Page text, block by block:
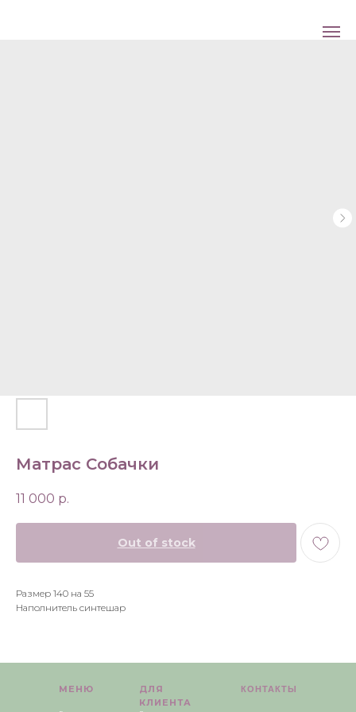
Матрас Собачки
11 000 р.
Out of stock
Размер 140 на 55
Наполнитель синтешар
МЕНЮ
ДЛЯ
КЛИЕНТА
КОНТАКТЫ